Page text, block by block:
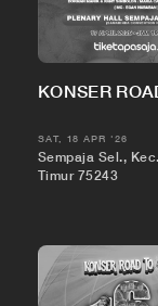
KONSER
SAT, 18 APR '26
Sempaja Sel.,
Timur 75243